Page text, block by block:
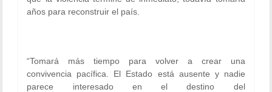
años para reconstruir el país.
“Tomará más tiempo para volver a crear una
convivencia pacífica. El Estado está ausente y nadie
parece interesado en el destino del